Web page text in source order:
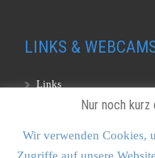
LINKS &
Links
Nur noch
Wir verwenden Cookies,
Zugriffe auf unsere